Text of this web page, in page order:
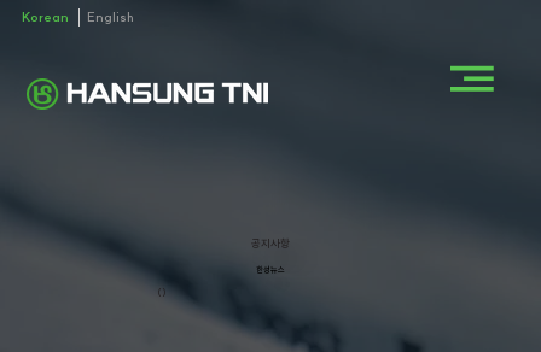
Korean English
공지사항
한성뉴스
()